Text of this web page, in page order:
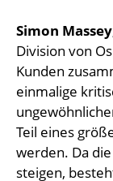
Simon Massey
Division von
Kunden
einmalige
Teil eines
werden. Da
steigen,